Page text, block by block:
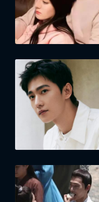
FACEBOOK